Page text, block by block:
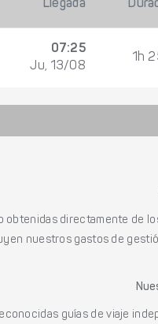
Llegada
07:25
Ju, 13/08
1h
obtenidas directamente de
nuestros gastos de
guías de viaje